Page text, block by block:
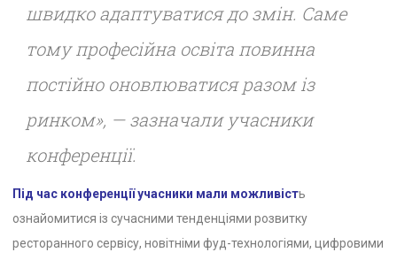
швидко адаптуватися до змін. Саме
тому професійна освіта повинна
постійно оновлюватися разом із
ринком», — зазначали учасники
конференції.
Під час конференції учасники мали можливість
ознайомитися із сучасними тенденціями розвитку
ресторанного сервісу, новітніми фуд-технологіями, цифровими